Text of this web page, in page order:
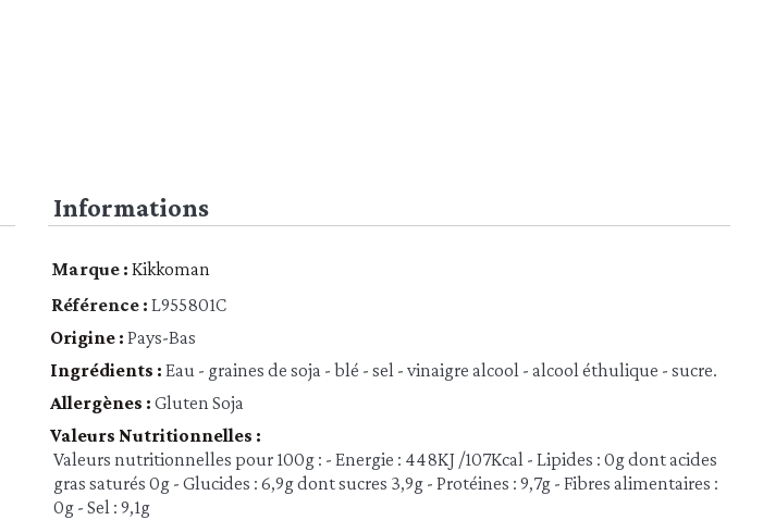
Informations
Marque : Kikkoman
Référence : L955801C
Origine : Pays-Bas
Ingrédients : Eau - graines de soja - blé - sel - vinaigre alcool - alcool éthulique - sucre.
Allergènes : Gluten Soja
Valeurs Nutritionnelles :
Valeurs nutritionnelles pour 100g : - Energie : 448KJ /107Kcal - Lipides : 0g dont acides
gras saturés 0g - Glucides : 6,9g dont sucres 3,9g - Protéines : 9,7g - Fibres alimentaires :
0g - Sel : 9,1g